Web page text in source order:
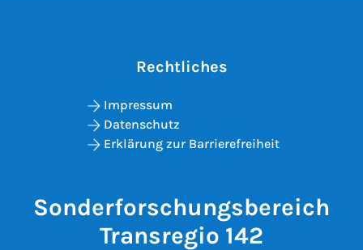
Sonderforschungsbereich
Transregio 142
Rechtliches
Impressum
Datenschutz
Erklärung zur Barrierefreiheit